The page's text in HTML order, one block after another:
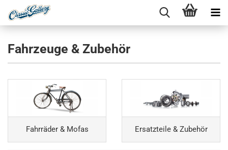
Fahrzeuge & Zubehör
Fahrräder & Mofas Ersatzteile & Zubehör